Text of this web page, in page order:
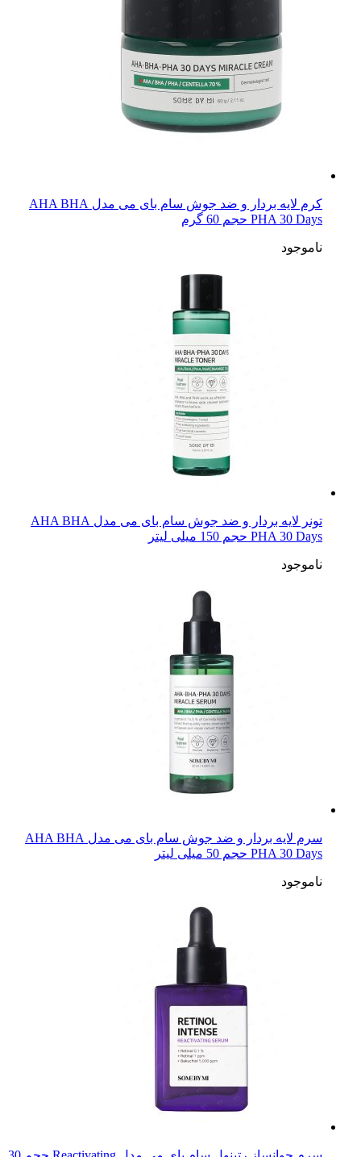
کرم لایه بردار و ضد جوش سام بای می مدل AHA BHA
PHA 30 Days حجم 60 گرم
ناموجود
تونر لایه بردار و ضد جوش سام بای می مدل AHA BHA
PHA 30 Days حجم 150 میلی لیتر
ناموجود
سرم لایه بردار و ضد جوش سام بای می مدل AHA BHA
PHA 30 Days حجم 50 میلی لیتر
ناموجود